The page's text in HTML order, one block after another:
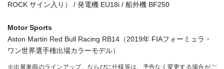
ROCK サイン入り） / 発電機 EU18i / 船外機 BF250
Motor Sports
Aston Martin Red Bull Racing RB14（2019年 FIAフォーミュラ・
ワン世界選手権出場カラーモデル）
※出展車両のラインアップ、ならびに仕様等は、予告なく変更する場合がご